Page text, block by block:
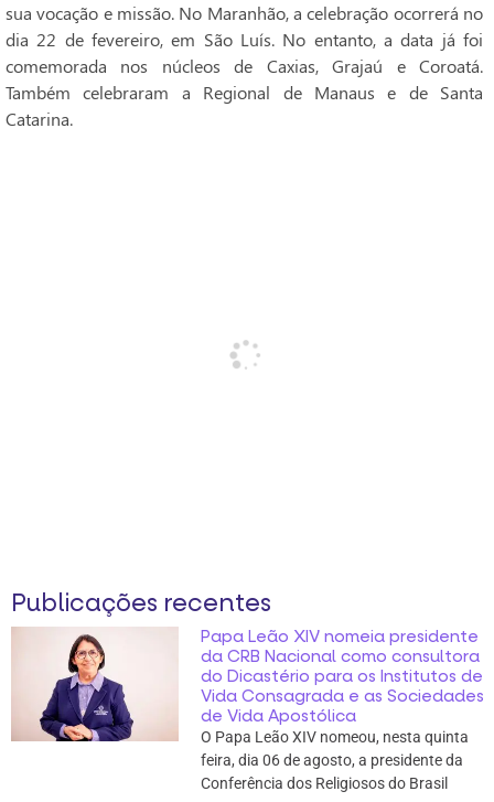
sua vocação e missão. No Maranhão, a celebração ocorrerá no
dia 22 de fevereiro, em São Luís. No entanto, a data já foi
comemorada nos núcleos de Caxias, Grajaú e Coroatá.
Também celebraram a Regional de Manaus e de Santa
Catarina.
Publicações recentes
Papa Leão XIV nomeia presidente
da CRB Nacional como consultora
do Dicastério para os Institutos de
Vida Consagrada e as Sociedades
de Vida Apostólica
O Papa Leão XIV nomeou, nesta quinta
feira, dia 06 de agosto, a presidente da
Conferência dos Religiosos do Brasil